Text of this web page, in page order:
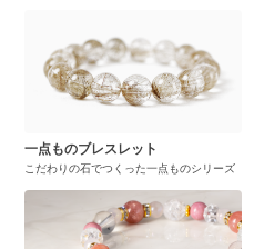
一点ものブレスレット
こだわりの石でつくった一点ものシリーズ